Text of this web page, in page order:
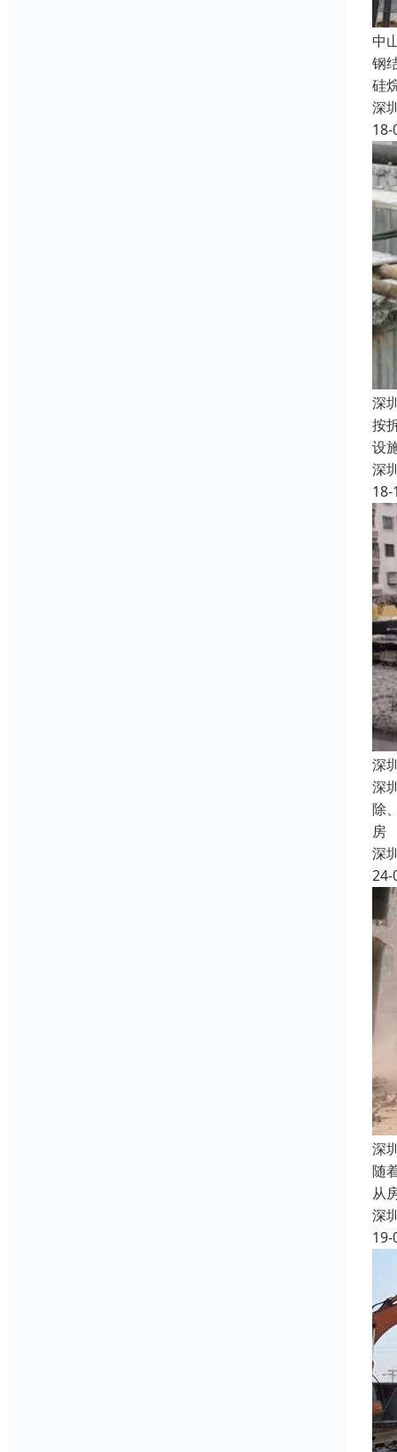
中
钢
硅
深
18-
深
按
设
深
18-
深
深
除
房
深
24-
深
随
从
深
19-